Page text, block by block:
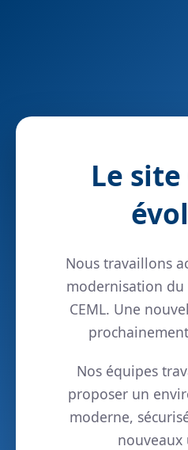
Le site
Nous travaillons
modernisation
CEML. Une
Nos équipes
proposer un
moderne,
nouveaux